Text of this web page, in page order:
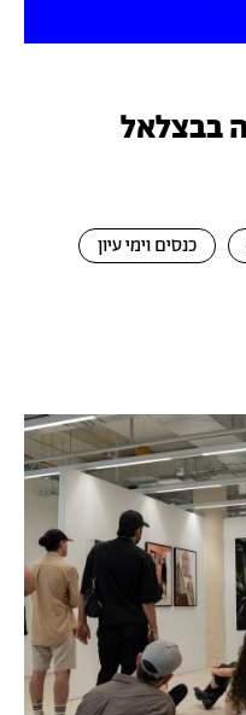
כנסים וימי עיון